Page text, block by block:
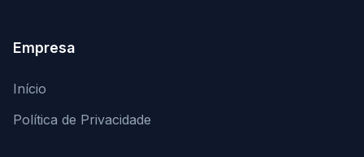
Empresa
Início
Política de Privacidade